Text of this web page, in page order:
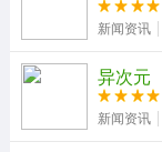
新闻资讯
异次元
新闻资讯